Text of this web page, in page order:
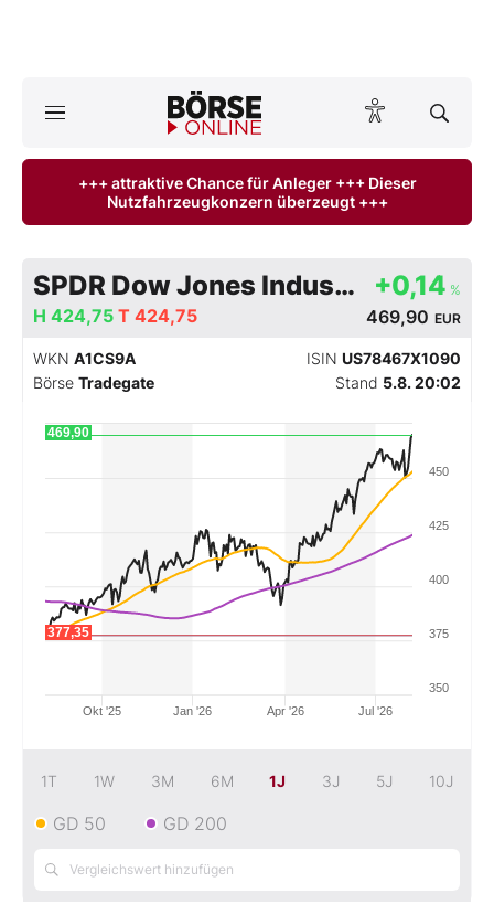
ktuelle Ausgabe BÖRSE ONLINE lesen
Finanz-Check
Abo & Shop
BO-Musterdepots
Experten
Mein Konto
+++ attraktive Chance für Anleger +++ Dieser
Nutzfahrzeugkonzern überzeugt +++
SPDR Dow Jones Industrial Average ETF Trust +0,14 %
469,90 EUR
H 424,75 T 424,75
WKN A1CS9A ISIN US78467X1090
Börse Tradegate Stand 5.8. 20:02
Jan '26 Jul '26
Okt '25 Apr '26
350
400
450
375
425
377,35
377,35
469,90
1T 1W 3M 6M 1J 3J 5J 10J
GD 50 GD 200